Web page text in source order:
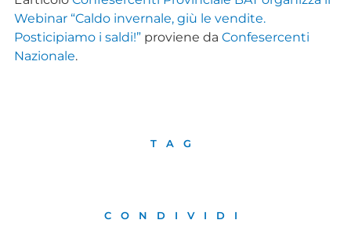
Webinar “Caldo invernale, giù le vendite.
Posticipiamo i saldi!”proviene da Confesercenti
Nazionale.
TAG
CONDIVIDI